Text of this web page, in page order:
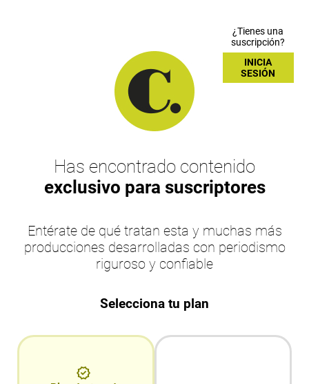
¿Tienes una
suscripción?
INICIA
SESIÓN
Has encontrado contenido
exclusivo para suscriptores
Entérate de qué tratan esta y muchas más
producciones desarrolladas con periodismo
riguroso y confiable
Selecciona tu plan